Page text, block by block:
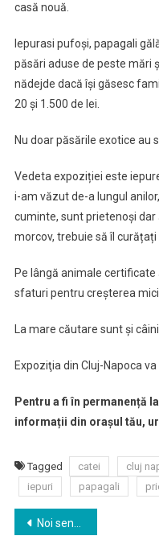
casă nouă.
Iepurasi pufoși, papagali
păsări aduse de peste mări
nădejde dacă îşi găsesc
20 şi 1.500 de lei.
Nu doar păsările exotice
Vedeta expoziției este
i-am văzut de-a lungul
cuminte, sunt prietenoși
morcov, trebuie să îl
Pe lângă animale
sfaturi pentru creșterea
La mare căutare sunt și
Expoziţia din Cluj-Napoca
Pentru a fi în permanență
informații din orașul tău,
Tagged catei cluj
iepuri
papagali
Navigare
Noi sensuri unice pe aleea Ciucaș și strada Bucegi